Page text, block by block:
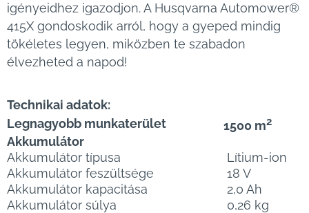
igényeidhez igazodjon. A Husqvarna Automower®
415X gondoskodik arról, hogy a gyeped mindig
tökéletes legyen, miközben te szabadon
élvezheted a napod!
Technikai adatok:
Legnagyobb munkaterület
1500 m2
Akkumulátor
Akkumulátor típusa
Lítium-ion
Akkumulátor feszültsége
18 V
Akkumulátor kapacitása
2,0 Ah
Akkumulátor súlya
0,26 kg